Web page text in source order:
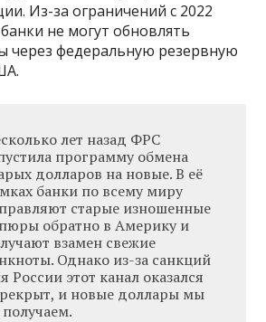
Из-за ограничений с 2022
не могут обновлять
через федеральную резервную
лет назад ФРС
программу обмена
долларов на новые. В её
банки по всему миру
старые изношенные
обратно в Америку и
взамен свежие
Однако из-за санкций
России этот канал оказался
и новые доллары мы
получаем.